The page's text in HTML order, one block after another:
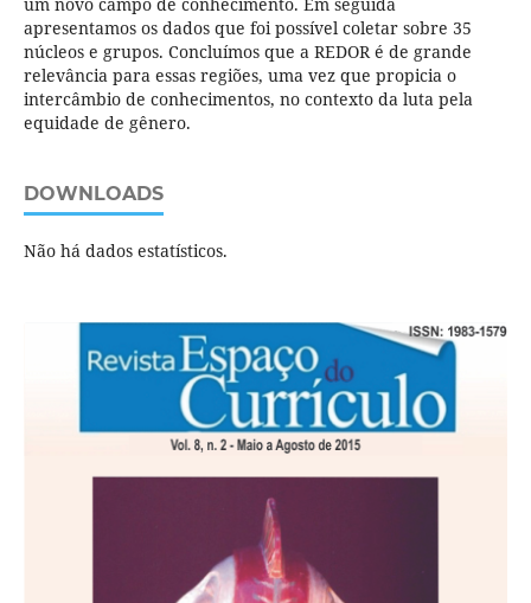
apresentamos os dados que foi possível coletar sobre 35
núcleos e grupos. Concluímos que a REDOR é de grande
relevância para essas regiões, uma vez que propicia o
intercâmbio de conhecimentos, no contexto da luta pela
equidade de gênero.
DOWNLOADS
Não há dados estatísticos.